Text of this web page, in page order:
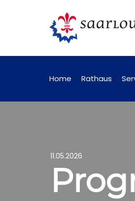
künftig online abrufbar
Home Rathaus
11.05.2026